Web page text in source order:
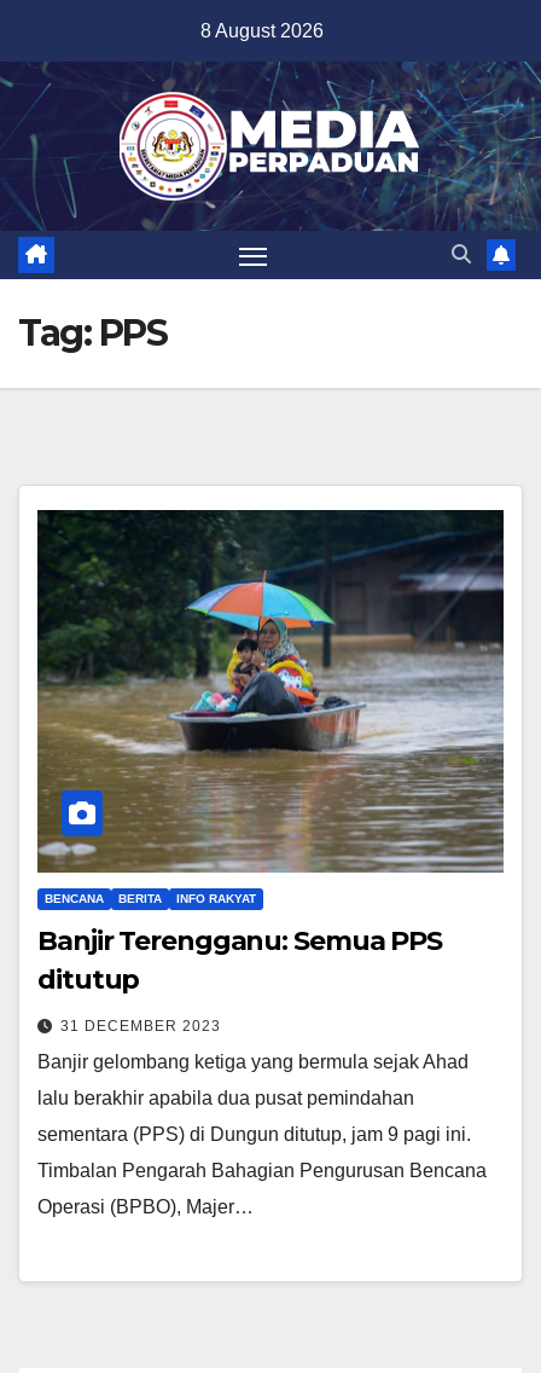
content
8 August 2026
Tag: PPS
BENCANA BERITA INFO RAKYAT
Banjir Terengganu: Semua PPS
ditutup
31 DECEMBER 2023
Banjir gelombang ketiga yang bermula sejak Ahad
lalu berakhir apabila dua pusat pemindahan
sementara (PPS) di Dungun ditutup, jam 9 pagi ini.
Timbalan Pengarah Bahagian Pengurusan Bencana
Operasi (BPBO), Majer…